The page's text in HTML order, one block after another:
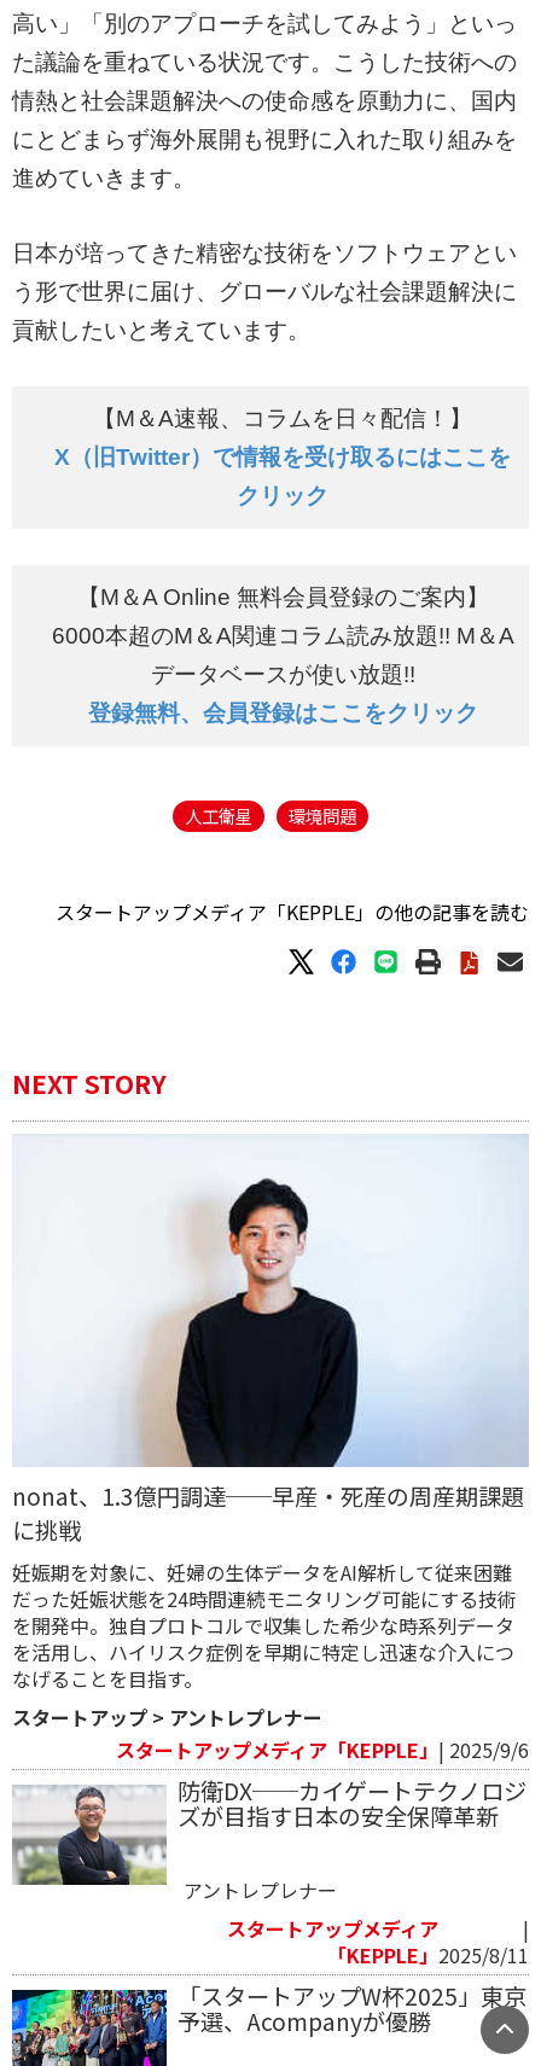
高い」「別のアプローチを試してみよう」といっ
た議論を重ねている状況です。こうした技術への
情熱と社会課題解決への使命感を原動力に、国内
にとどまらず海外展開も視野に入れた取り組みを
進めていきます。
日本が培ってきた精密な技術をソフトウェアとい
う形で世界に届け、グローバルな社会課題解決に
貢献したいと考えています。
【M＆A速報、コラムを日々配信！】
X（旧Twitter）で情報を受け取るにはここを
クリック
【M＆A Online 無料会員登録のご案内】
6000本超のM＆A関連コラム読み放題!! M＆A
データベースが使い放題!!
登録無料、会員登録はここをクリック
人工衛星 環境問題
スタートアップメディア「KEPPLE」の他の記事を読む
NEXT STORY
nonat、1.3億円調達──早産・死産の周産期課題
に挑戦
妊娠期を対象に、妊婦の生体データをAI解析して従来困難
だった妊娠状態を24時間連続モニタリング可能にする技術
を開発中。独自プロトコルで収集した希少な時系列データ
を活用し、ハイリスク症例を早期に特定し迅速な介入につ
なげることを目指す。
スタートアップ > アントレプレナー
スタートアップメディア「KEPPLE」 | 2025/9/6
防衛DX──カイゲートテクノロジ
ズが目指す日本の安全保障革新
アントレプレナー
スタートアップメディア
「KEPPLE」
|
2025/8/11
「スタートアップW杯2025」東京
予選、Acompanyが優勝